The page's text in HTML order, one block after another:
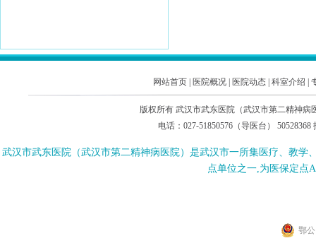
网站首页| 医院概况| 医院动态| 科室介绍
版权所有 武汉市武东医院（武汉市第二精神
电话：027-51850576（导医台）
武汉市武东医院（武汉市第二精神病医院）是武汉市一所集医疗、教
点单位之一,为医保定点
鄂公